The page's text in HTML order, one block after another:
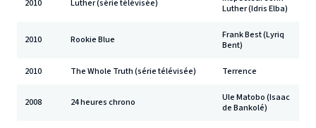
2010 Luther (série télévisée)
Luther (Idris Elba)
2010 Rookie Blue
Frank Best (Lyriq
Bent)
2010 The Whole Truth (série télévisée) Terrence
2008 24 heures chrono
Ule Matobo (Isaac
de Bankolé)